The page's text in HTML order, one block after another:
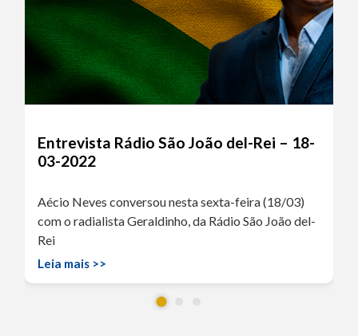
Entrevista Rádio São João del-Rei – 18-
03-2022
Aécio Neves conversou nesta sexta-feira (18/03)
com o radialista Geraldinho, da Rádio São João del-
Rei
Leia mais >>